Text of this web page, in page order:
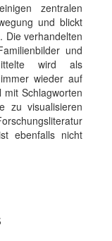
zentralen
und blickt
Die verhandelten
und
wird als
wieder auf
Schlagworten
zu visualisieren
ebenfalls nicht